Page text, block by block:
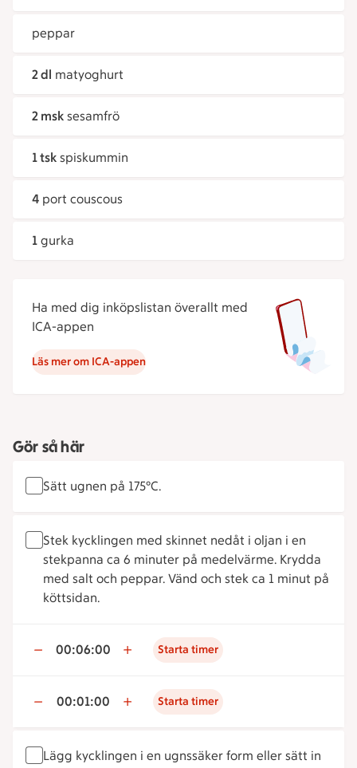
peppar
2 dl matyoghurt
2 msk sesamfrö
1 tsk spiskummin
4 port couscous
1 gurka
Ha med dig inköpslistan överallt med
ICA-appen
Läs mer om ICA-appen
Gör så här
Sätt ugnen på 175°C.
Stek kycklingen med skinnet nedåt i oljan i en
stekpanna ca 6 minuter på medelvärme. Krydda
med salt och peppar. Vänd och stek ca 1 minut på
köttsidan.
00:06:00 Starta timer
00:01:00 Starta timer
Lägg kycklingen i en ugnssäker form eller sätt in